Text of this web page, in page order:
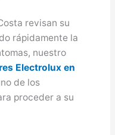
revisan su
rápidamente la
nuestro
Electrolux en
de los
proceder a su